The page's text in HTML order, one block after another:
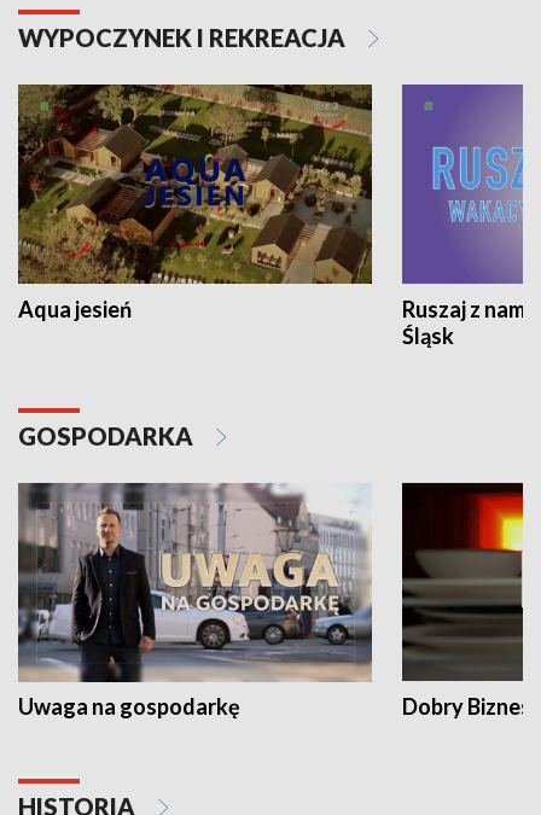
WYPOCZYNEK I REKREACJA
Aqua jesień
Ruszaj z
Śląsk
GOSPODARKA
Uwaga na gospodarkę Dobry Biznes
HISTORIA